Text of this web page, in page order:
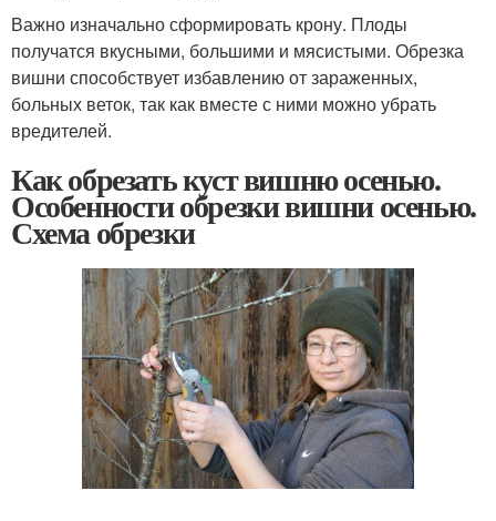
Важно изначально сформировать крону. Плоды
получатся вкусными, большими и мясистыми. Обрезка
вишни способствует избавлению от зараженных,
больных веток, так как вместе с ними можно убрать
вредителей.
Как обрезать куст вишню осенью.
Особенности обрезки вишни осенью.
Схема обрезки